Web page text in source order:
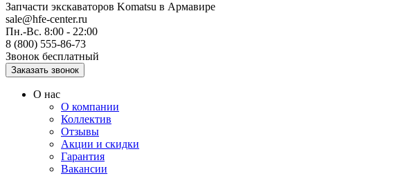
Запчасти экскаваторов Komatsu в Армавире
sale@hfe-center.ru
Пн.-Вс. 8:00 - 22:00
8 (800) 555-86-73
Звонок бесплатный
О нас
О компании
Коллектив
Отзывы
Акции и скидки
Гарантия
Вакансии